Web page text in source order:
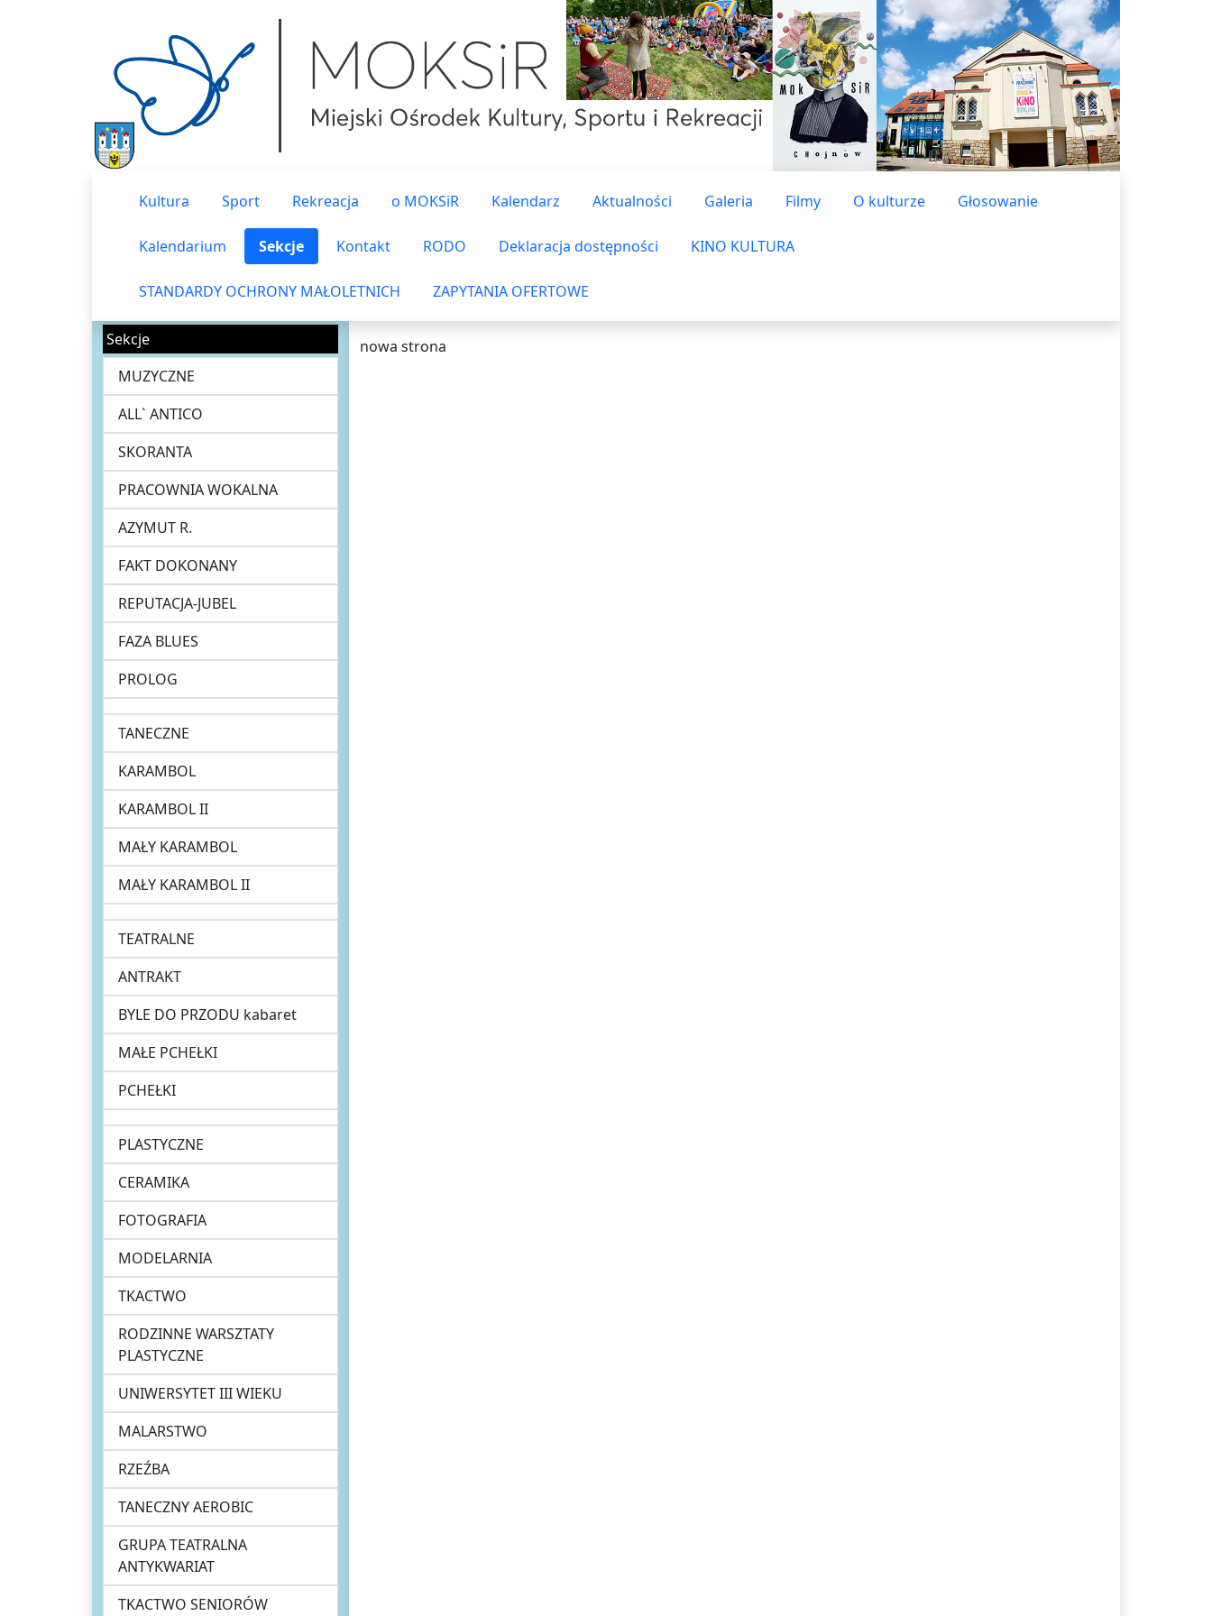
Kultura Sport Rekreacja o MOKSiR Kalendarz Aktualności Galeria Filmy O kulturze Głosowanie
Kalendarium Sekcje Kontakt RODO Deklaracja dostępności KINO KULTURA
STANDARDY OCHRONY MAŁOLETNICH ZAPYTANIA OFERTOWE
Sekcje
MUZYCZNE
ALL` ANTICO
SKORANTA
PRACOWNIA WOKALNA
AZYMUT R.
FAKT DOKONANY
REPUTACJA-JUBEL
FAZA BLUES
PROLOG
TANECZNE
KARAMBOL
KARAMBOL II
MAŁY KARAMBOL
MAŁY KARAMBOL II
TEATRALNE
ANTRAKT
BYLE DO PRZODU kabaret
MAŁE PCHEŁKI
PCHEŁKI
PLASTYCZNE
CERAMIKA
FOTOGRAFIA
MODELARNIA
TKACTWO
RODZINNE WARSZTATY
PLASTYCZNE
UNIWERSYTET III WIEKU
MALARSTWO
RZEŹBA
TANECZNY AEROBIC
GRUPA TEATRALNA
ANTYKWARIAT
TKACTWO SENIORÓW
nowa strona